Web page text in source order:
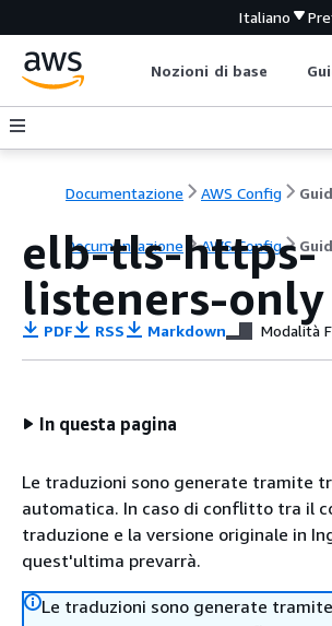
Italiano
Nozioni di base
Documentazione AWS Config
Documentazione AWS Config
elb-tls-https-
listeners-only
PDF RSS Markdown Modalità
In questa pagina
Le traduzioni sono generate tramite
automatica. In caso di conflitto tra il
traduzione e la versione originale in
quest'ultima prevarrà.
Le traduzioni sono generate